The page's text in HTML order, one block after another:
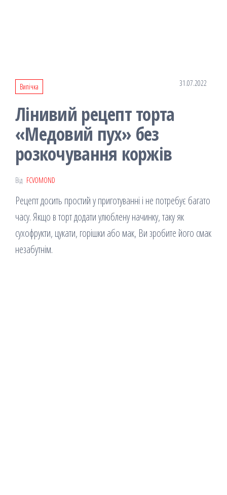
Випічка 31.07.2022
Лінивий рецепт торта
«Медовий пух» без
розкочування коржів
Від FCVOMOND
Рецепт досить простий у приготуванні і не потребує багато
часу. Якщо в торт додати улюблену начинку, таку як
сухофрукти, цукати, горішки або мак, Ви зробите його смак
незабутнім.